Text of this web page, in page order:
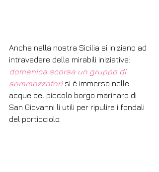
Anche nella nostra Sicilia si iniziano ad
intravedere delle mirabili iniziative:
domenica scorsa un gruppo di
sommozzatori si è immerso nelle
acque del piccolo borgo marinaro di
San Giovanni li utili per ripulire i fondali
del porticciolo.